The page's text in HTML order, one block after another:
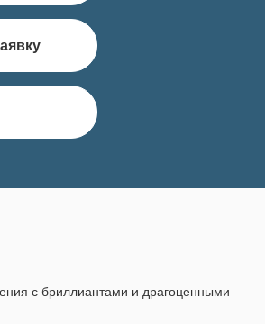
с бриллиантами и драгоценными